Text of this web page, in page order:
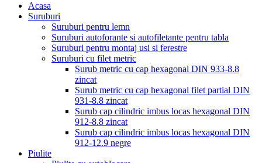
Acasa
Suruburi
Suruburi pentru lemn
Suruburi autoforante si autofiletante pentru tabla
Suruburi pentru montaj usi si ferestre
Suruburi cu filet metric
Surub metric cu cap hexagonal DIN 933-8.8
zincat
Surub metric cu cap hexagonal filet partial DIN
931-8.8 zincat
Surub cap cilindric imbus locas hexagonal DIN
912-8.8 zincat
Surub cap cilindric imbus locas hexagonal DIN
912-12.9 negre
Piulite